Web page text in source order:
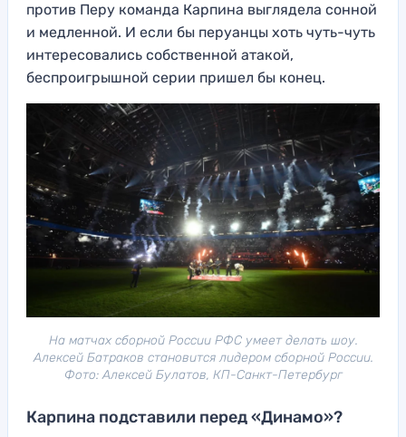
против Перу команда Карпина выглядела сонной
и медленной. И если бы перуанцы хоть чуть-чуть
интересовались собственной атакой,
беспроигрышной серии пришел бы конец.
На матчах сборной России РФС умеет делать шоу.
Алексей Батраков становится лидером сборной России.
Фото: Алексей Булатов, КП-Санкт-Петербург
Карпина подставили перед «Динамо»?